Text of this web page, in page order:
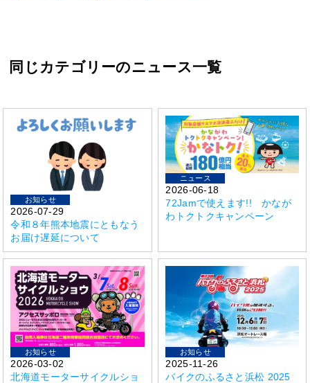
同じカテゴリーのニュース一覧
お知らせ
2026-07-29
令和８年熊本地震にともなう
お届け遅延について
ニュース
2026-06-18
72Jamで使えます!! かなが
わトクトクキャンペーン
お知らせ
2026-03-02
北海道モーターサイクルショ
お知らせ
2025-11-26
バイクのふるさと浜松 2025